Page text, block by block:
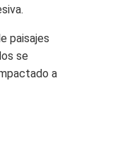
paisajes
se
a